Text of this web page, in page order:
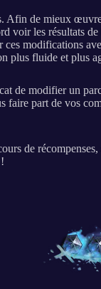
de mieux
les résultats
modifications
plus fluide et plus
de modifier un
part de vos
de